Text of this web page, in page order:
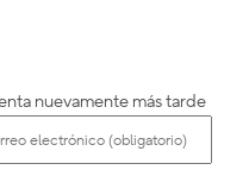
nuevamente más tarde